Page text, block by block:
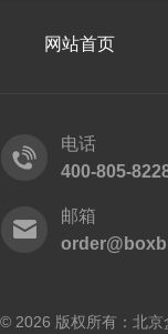
网站首页
电话
400-805-
邮箱
© 2026 版权所有：北